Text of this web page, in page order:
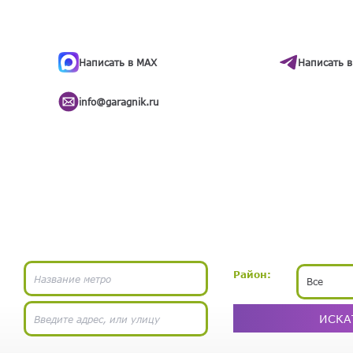
Написать в MAX Написать
info@garagnik.ru
Район:
Все